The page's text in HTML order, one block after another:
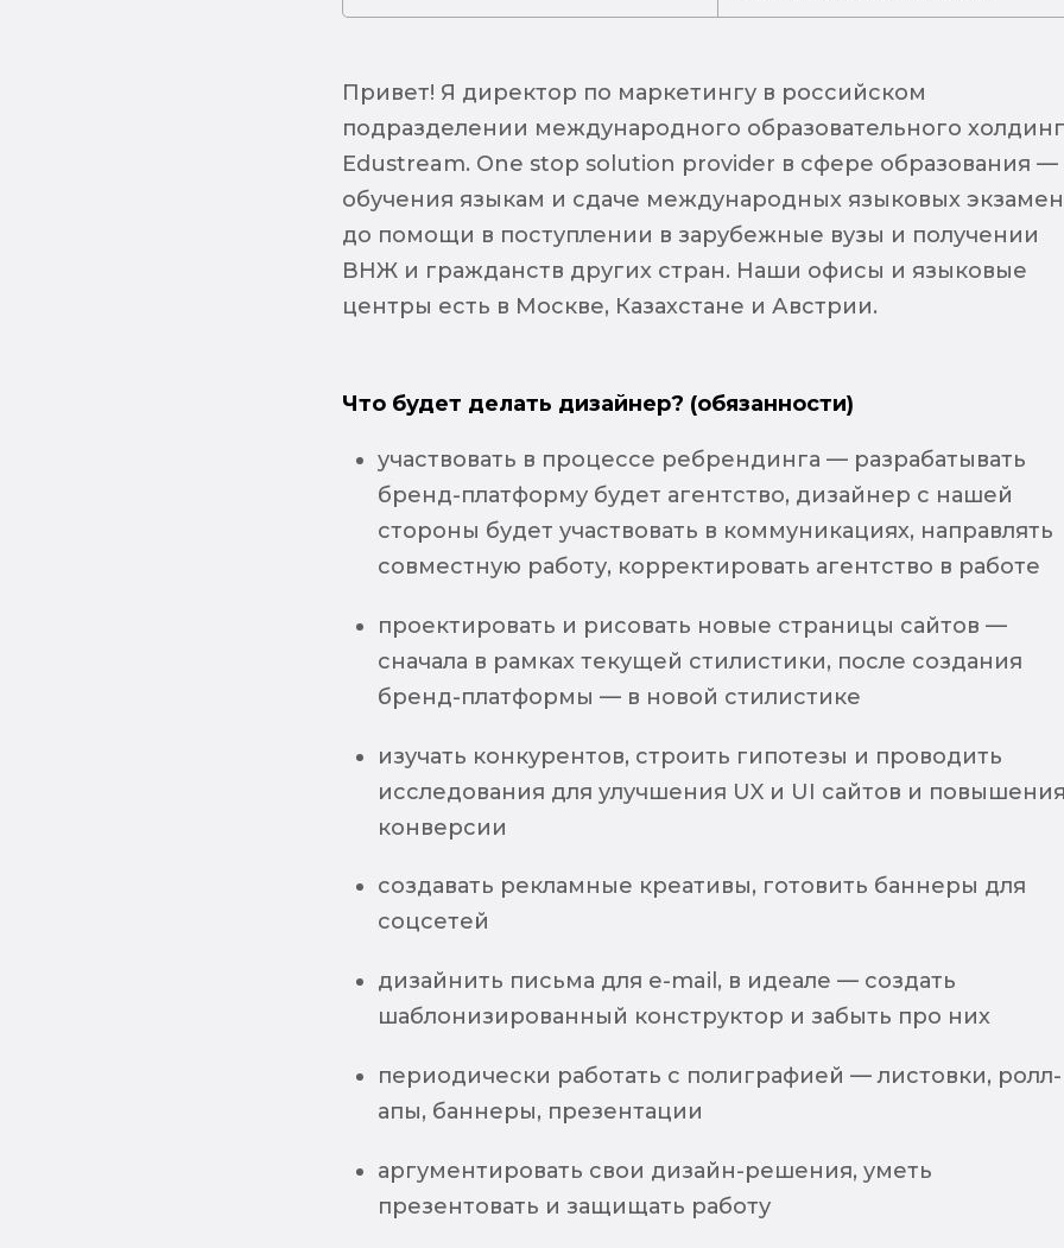
Привет! Я директор по маркетингу в российском
подразделении международного образовательного
Edustream. One stop solution provider в сфере образования —
обучения языкам и сдаче международных языковых
до помощи в поступлении в зарубежные вузы и получении
ВНЖ и гражданств других стран. Наши офисы и языковые
центры есть в Москве, Казахстане и Австрии.
Что будет делать дизайнер? (обязанности)
участвовать в процессе ребрендинга — разрабатывать
бренд-платформу будет агентство, дизайнер с нашей
стороны будет участвовать в коммуникациях, направлять
совместную работу, корректировать агентство в работе
проектировать и рисовать новые страницы сайтов —
сначала в рамках текущей стилистики, после создания
бренд-платформы — в новой стилистике
изучать конкурентов, строить гипотезы и проводить
исследования для улучшения UX и UI сайтов и
конверсии
создавать рекламные креативы, готовить баннеры для
соцсетей
дизайнить письма для e-mail, в идеале — создать
шаблонизированный конструктор и забыть про них
периодически работать с полиграфией — листовки, ролл-
апы, баннеры, презентации
аргументировать свои дизайн-решения, уметь
презентовать и защищать работу